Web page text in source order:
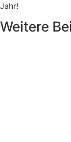
Jahr!
Weitere